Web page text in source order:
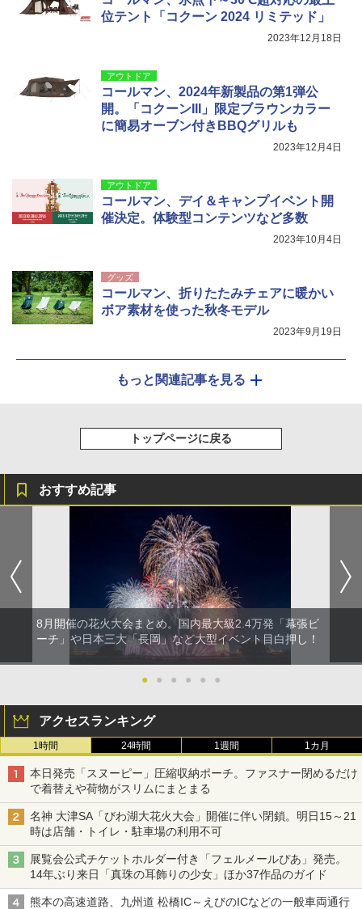
位テント「コクーン 2024 リミテッド」
2023年12月18日
アウトドア
コールマン、2024年新製品の第1弾公
開。「コクーンIII」限定ブラウンカラー
に簡易オーブン付きBBQグリルも
2023年12月4日
アウトドア
コールマン、デイ＆キャンプイベント開
催決定。体験型コンテンツなど多数
2023年10月4日
グッズ
コールマン、折りたたみチェアに暖かい
ボア素材を使った秋冬モデル
2023年9月19日
もっと関連記事を見る
トップページに戻る
おすすめ記事
8月開催の花火大会まとめ。国内最大級2.4万発「幕張ビ
ーチ」や日本三大「長岡」など大型イベント目白押し！
● ● ● ● ● ●
アクセスランキング
1時間 24時間 1週間 1カ月
本日発売「スヌーピー」圧縮収納ポーチ。ファスナー閉めるだけ
で着替えや荷物がスリムにまとまる
名神 大津SA「びわ湖大花火大会」開催に伴い閉鎖。明日15～21
時は店舗・トイレ・駐車場の利用不可
展覧会公式チケットホルダー付き「フェルメールぴあ」発売。
14年ぶり来日「真珠の耳飾りの少女」ほか37作品のガイド
熊本の高速道路、九州道 松橋IC～えびのICなどの一般車両通行